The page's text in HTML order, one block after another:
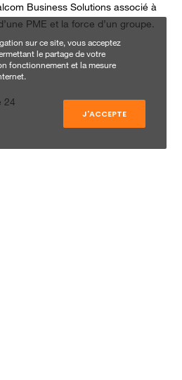
Business Solutions associé à
PME et la force d’un groupe.
24
sur ce site, vous acceptez
le partage de votre
fonctionnement et la mesure
J'ACCEPTE